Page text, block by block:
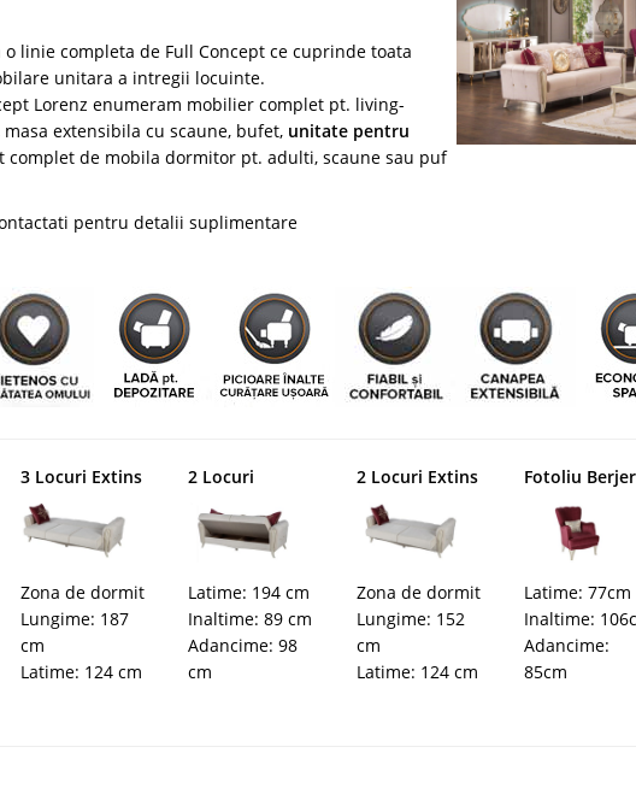
linie completa de Full Concept ce cuprinde toata
unitara a intregii locuinte.
Lorenz enumeram mobilier complet pt. living-
extensibila cu scaune, bufet, unitate pentru
complet de mobila dormitor pt. adulti, scaune sau puf
pentru detalii suplimentare
3 Locuri Extins
Zona de dormit
Lungime: 187
cm
Latime: 124 cm
2 Locuri
Latime: 194 cm
Inaltime: 89 cm
Adancime: 98
cm
2 Locuri Extins
Zona de dormit
Lungime: 152
cm
Latime: 124 cm
Fotoliu Berjer
Latime: 77cm
Inaltime:
Adancime:
85cm